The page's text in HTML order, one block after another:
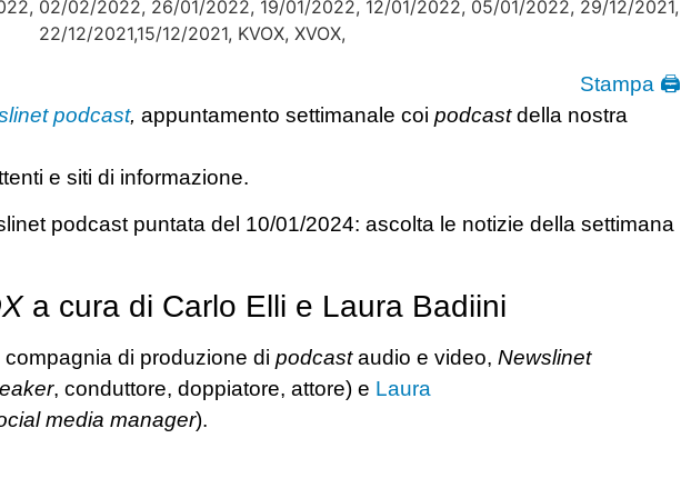
Stampa 🖨
podcast, appuntamento settimanale coi podcastdella nostra
e siti di informazione.
a cura di Carlo Elli e Laura Badiini
compagnia di produzione di podcastaudio e video, Newslinet
, conduttore, doppiatore, attore) e Laura
media manager).